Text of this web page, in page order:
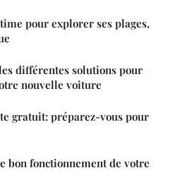
pour explorer ses plages,
différentes solutions pour
nouvelle voiture
gratuit: préparez-vous pour
bon fonctionnement de votre